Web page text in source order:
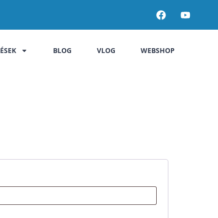
BLOG VLOG WEBSHOP